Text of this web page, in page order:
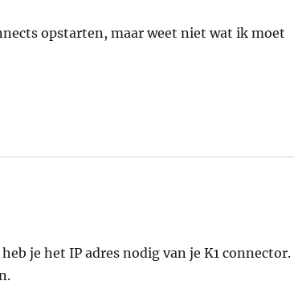
opstarten, maar weet niet wat ik moet
je het IP adres nodig van je K1 connector.